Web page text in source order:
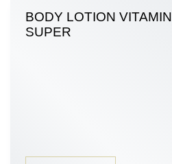
BODY LOTION VITAMIN
SUPER